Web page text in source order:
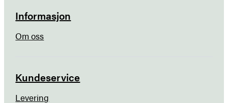
Informasjon
Om oss
Kundeservice
Levering